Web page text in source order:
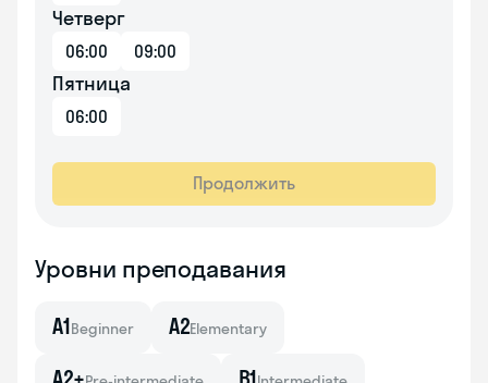
Четверг
06:00 09:00
Пятница
06:00
Продолжить
Уровни преподавания
A1Beginner A2Elementary